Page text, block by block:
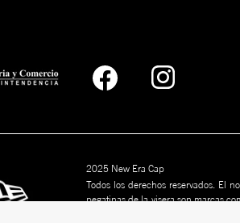
2025 New Era Cap
Todos los derechos reservados. El
pegatinas de la visera son marcas